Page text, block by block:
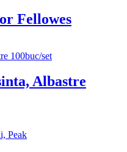
Fellowes
Albastre